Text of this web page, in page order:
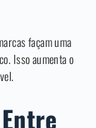
façam uma
Isso aumenta o